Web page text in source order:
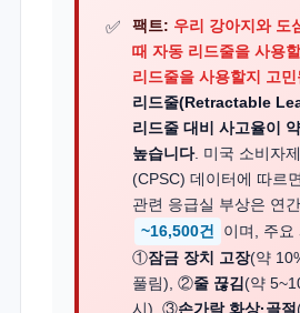
팩트: 우리 강아지와 도
때 자동 리드줄을 사용
리드줄을 사용할지 고민
리드줄(Retractable
리드줄 대비 사고율이
높습니다. 미국 소비자
(CPSC) 데이터에 따르
관련 응급실 부상은 연
~16,500건
이며, 주요
①잠금 장치 고장(약
풀림), ②줄 끊김(약
시), ③손가락 화상·골절